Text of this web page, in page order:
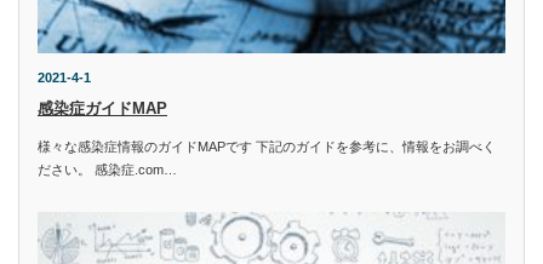
2021-4-1
感染症ガイドMAP
様々な感染症情報のガイドMAPです 下記のガイドを参考に、情報をお調べく
ださい。 感染症.com…